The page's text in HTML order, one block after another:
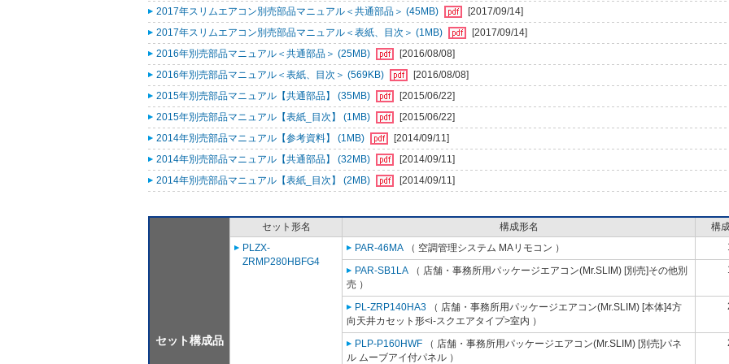
2017年スリムエアコン別売部品マニュアル＜共通部品＞ (45MB)
[2017/09/14]
2017年スリムエアコン別売部品マニュアル＜表紙、目次＞ (1MB)
[2017/09/14]
2016年別売部品マニュアル＜共通部品＞ (25MB)
[2016/08/08]
2016年別売部品マニュアル＜表紙、目次＞ (569KB)
[2016/08/08]
2015年別売部品マニュアル【共通部品】 (35MB)
[2015/06/22]
2015年別売部品マニュアル【表紙_目次】 (1MB)
[2015/06/22]
2014年別売部品マニュアル【参考資料】 (1MB)
[2014/09/11]
2014年別売部品マニュアル【共通部品】 (32MB)
[2014/09/11]
2014年別売部品マニュアル【表紙_目次】 (2MB)
[2014/09/11]
セット構成品
セット形名 構成形名
構
PLZX-
ZRMP280HBFG4
PAR-46MA （ 空調管理システム MAリモコン ）
PAR-SB1LA （ 店舗・事務所用パッケージエアコン(Mr.SLIM) [別売]その他別
売 ）
PL-ZRP140HA3 （ 店舗・事務所用パッケージエアコン(Mr.SLIM) [本体]4方
向天井カセット形<i-スクエアタイプ>室内 ）
PLP-P160HWF （ 店舗・事務所用パッケージエアコン(Mr.SLIM) [別売]パネ
ル ムーブアイ付パネル ）